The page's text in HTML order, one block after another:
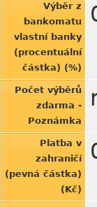
Výběr z
bankomatu
vlastní banky
(procentuální
částka) (%)
Počet výběrů
zdarma -
Poznámka
Platba v
zahraničí
(pevná částka)
(Kč)